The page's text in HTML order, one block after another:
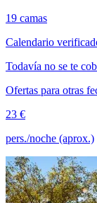
19 camas
Calendario
Todavía no se te
Ofertas para otras
23 €
pers./noche (aprox.)